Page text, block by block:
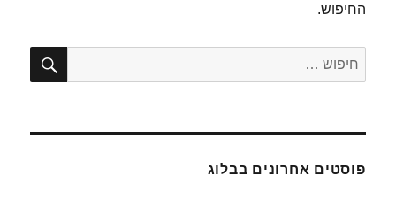
החיפוש.
חפש:
פוסטים אחרונים בבלוג